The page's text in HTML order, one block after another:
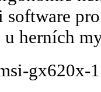
u herních